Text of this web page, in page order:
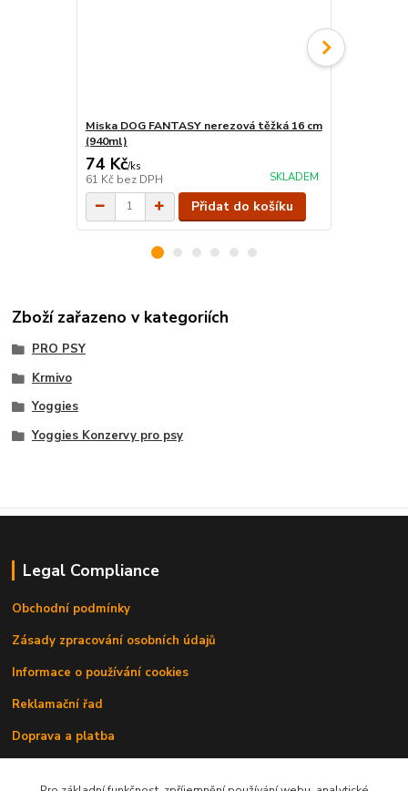
Miska DOG FANTASY nerezová těžká 16 cm
(940ml)
74 Kč/ks
61 Kč bez DPH SKLADEM
Přidat do košíku
Zboží zařazeno v kategoriích
PRO PSY
Krmivo
Yoggies
Yoggies Konzervy pro psy
Legal Compliance
Obchodní podmínky
Zásady zpracování osobních údajů
Informace o používání cookies
Reklamační řad
Doprava a platba